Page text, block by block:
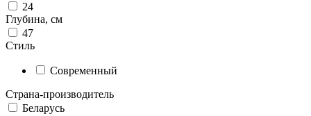
24
Глубина, см
47
Стиль
Современный
Страна-производитель
Беларусь